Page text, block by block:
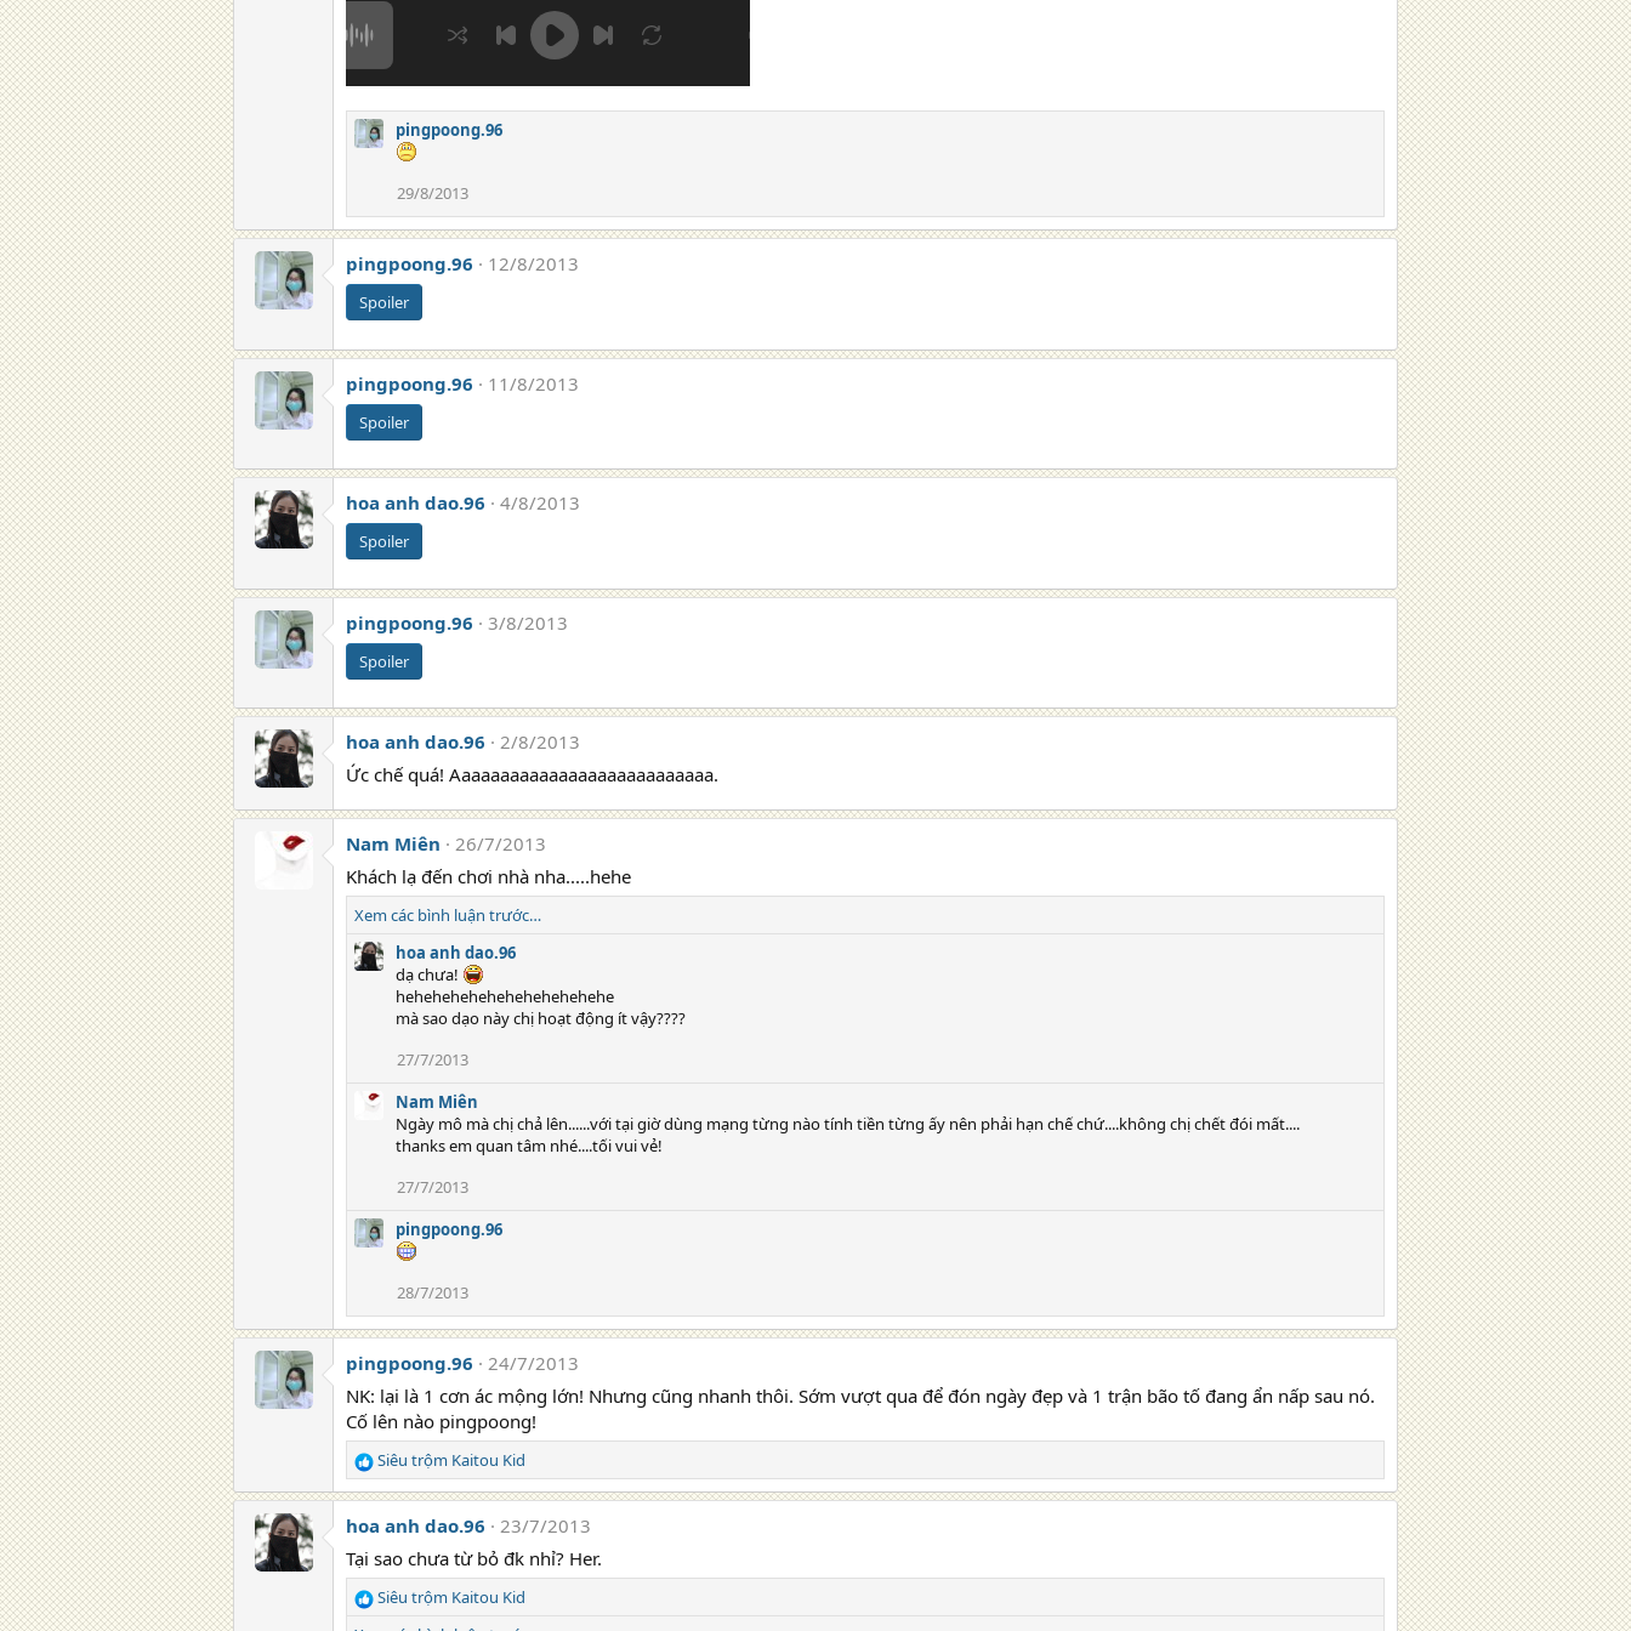
pingpoong.96
29/8/2013
pingpoong.96 12/8/2013
Spoiler
pingpoong.96 11/8/2013
Spoiler
hoa anh dao.96 4/8/2013
Spoiler
pingpoong.96 3/8/2013
Spoiler
hoa anh dao.96
2/8/2013
Ức chế quá! Aaaaaaaaaaaaaaaaaaaaaaaaaaa.
Nam Miên
26/7/2013
Khách lạ đến chơi nhà nha.....hehe
Xem các bình luận trước…
hoa anh dao.96
dạ chưa!
hehehehehehehehehehehehe
mà sao dạo này chị hoạt động ít vậy????
27/7/2013
Nam Miên
Ngày mô mà chị chả lên......với tại giờ dùng mạng từng nào tính tiền từng ấy nên phải hạn chế chứ....không chị chết đói mất....
thanks em quan tâm nhé....tối vui vẻ!
27/7/2013
pingpoong.96
28/7/2013
pingpoong.96
24/7/2013
NK: lại là 1 cơn ác mộng lớn! Nhưng cũng nhanh thôi. Sớm vượt qua để đón ngày đẹp và 1 trận bão tố đang ẩn nấp sau nó.
Cố lên nào pingpoong!
R
e
c
t
i
o
Siêu trộm Kaitou Kid
hoa anh dao.96
23/7/2013
Tại sao chưa từ bỏ đk nhỉ? Her.
R
Siêu trộm Kaitou Kid